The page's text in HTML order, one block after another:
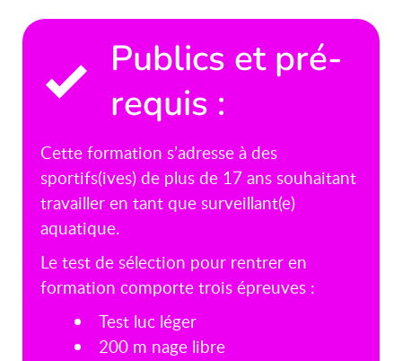
Publics et pré-
requis :
Cette formation s’adresse à des
sportifs(ives) de plus de 17 ans souhaitant
travailler en tant que surveillant(e)
aquatique.
Le test de sélection pour rentrer en
formation comporte trois épreuves :
Test luc léger
200 m nage libre